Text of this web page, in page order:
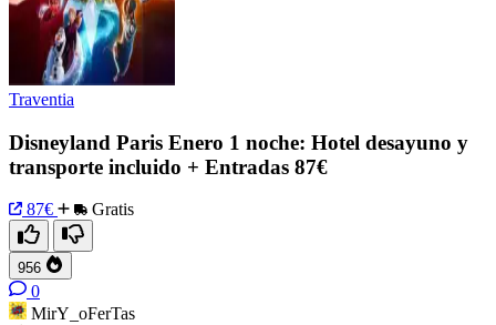
Traventia
Disneyland Paris Enero 1 noche: Hotel desayuno y
transporte incluido + Entradas 87€
87€ Gratis
956
0
MirY_oFerTas